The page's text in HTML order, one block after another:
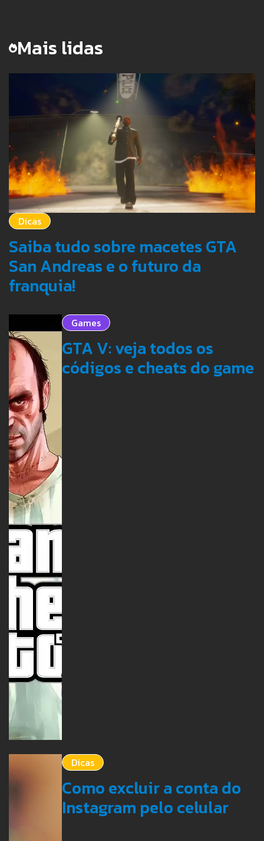
Mais lidas
Dicas
Saiba tudo sobre macetes GTA
San Andreas e o futuro da
franquia!
Games
GTA V: veja todos os
códigos e cheats do game
Dicas
Como excluir a conta do
Instagram pelo celular